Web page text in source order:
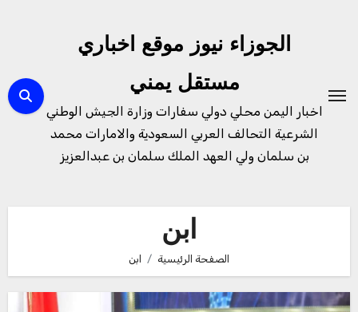
الجوزاء نيوز موقع اخباري
مستقل يمني
اخبار اليمن محلي دولي سفارات وزارة الجيش الوطني
الشرعية التحالف العربي السعودية والامارات محمد
بن سلمان ولي العهد الملك سلمان بن عبدالعزيز
ابن
الصفحة الرئيسية ابن